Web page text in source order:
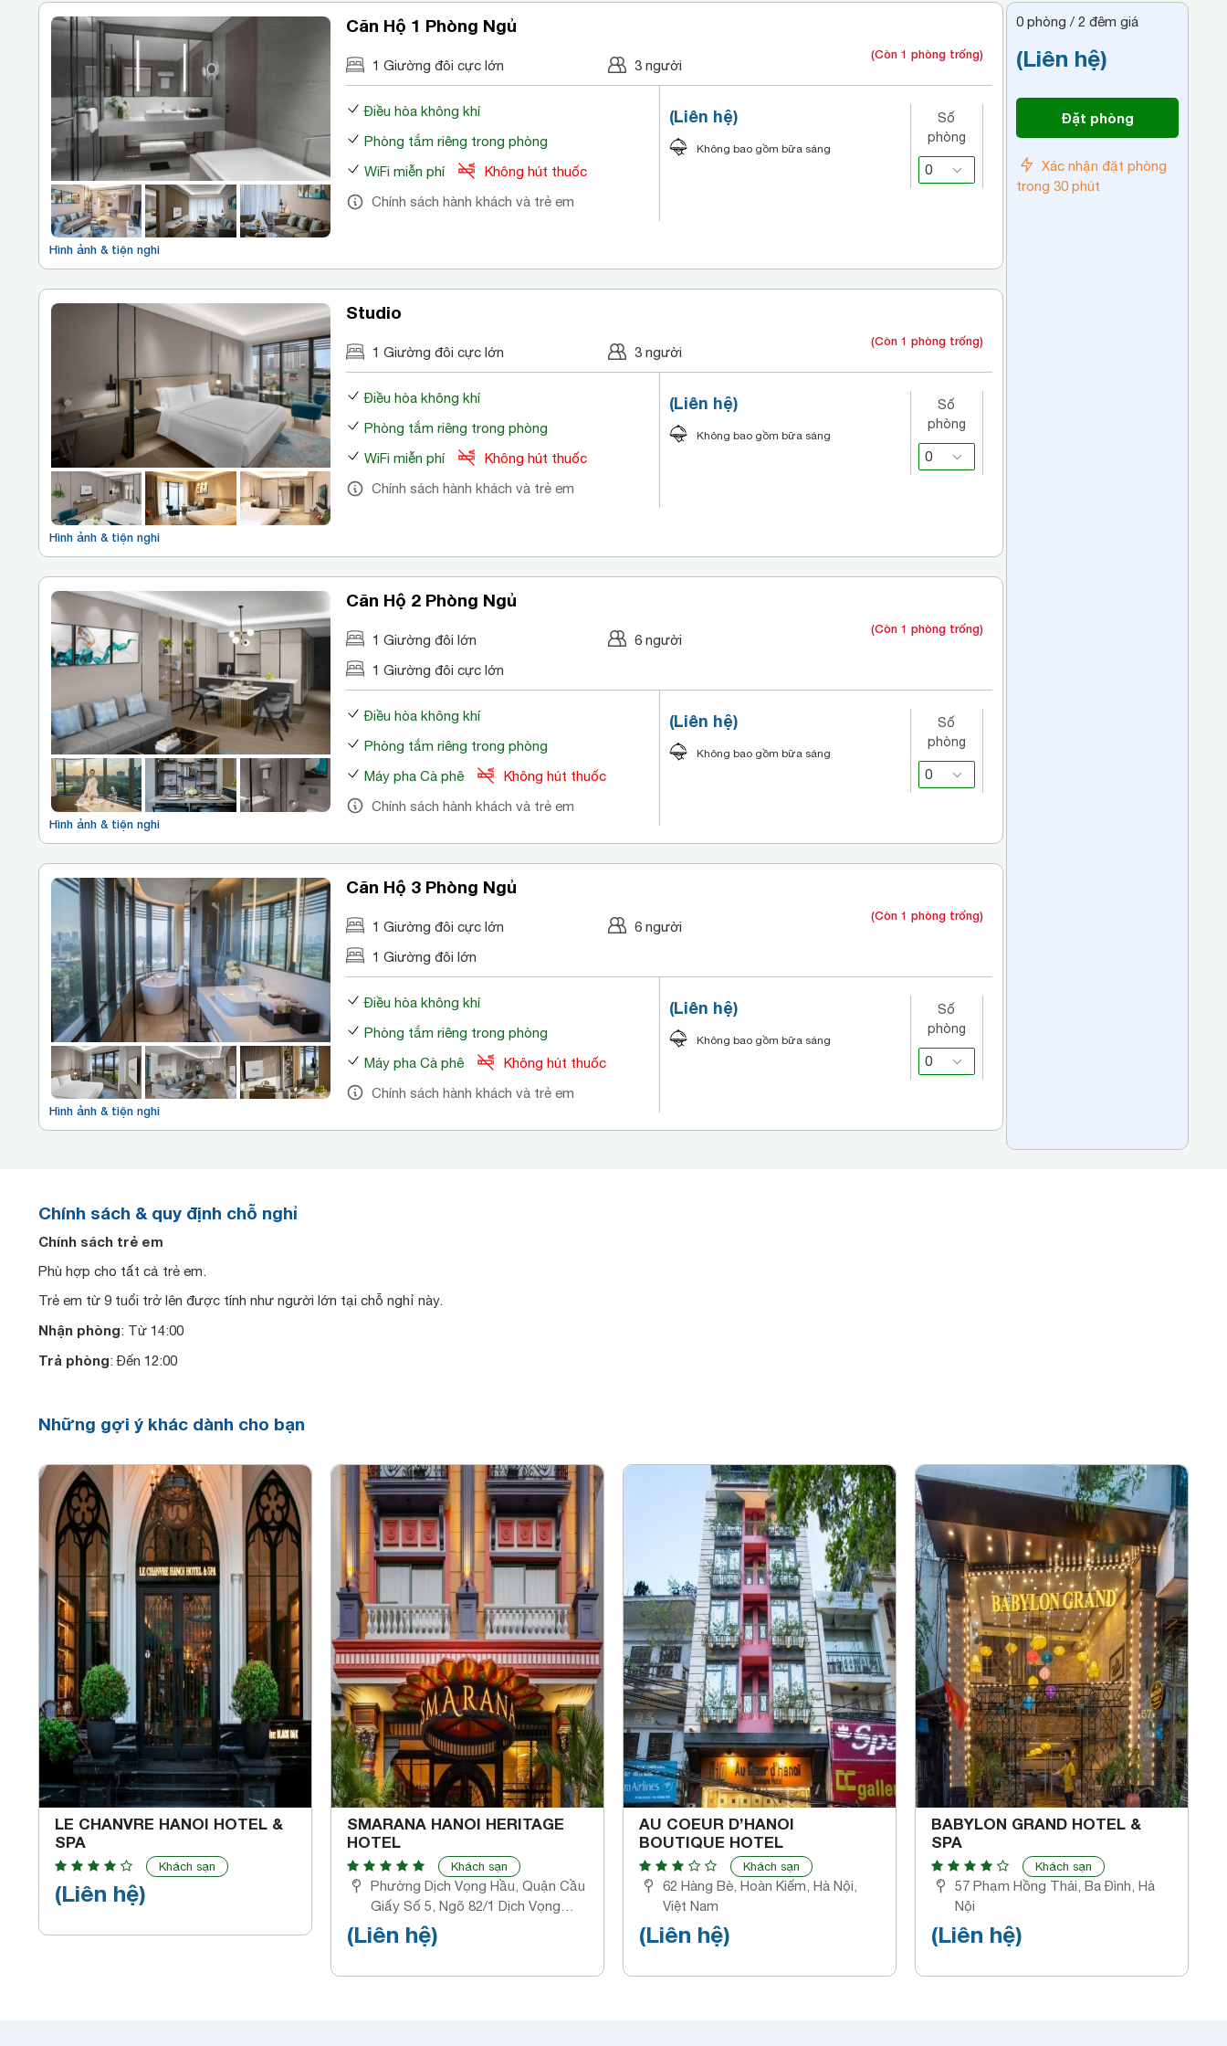
Hình ảnh & tiện nghi
Căn Hộ 1 Phòng Ngủ
1 Giường đôi cực lớn 3 người
(Còn 1 phòng trống)
Điều hòa không khí
Phòng tắm riêng trong phòng
WiFi miễn phí
Không hút thuốc
Chính sách hành khách và trẻ em
(Liên hệ)
Không bao gồm bữa sáng
Số
phòng
Hình ảnh & tiện nghi
Studio
1 Giường đôi cực lớn 3 người
(Còn 1 phòng trống)
Điều hòa không khí
Phòng tắm riêng trong phòng
WiFi miễn phí
Không hút thuốc
Chính sách hành khách và trẻ em
(Liên hệ)
Không bao gồm bữa sáng
Số
phòng
Hình ảnh & tiện nghi
Căn Hộ 2 Phòng Ngủ
1 Giường đôi lớn
1 Giường đôi cực lớn
6 người
(Còn 1 phòng trống)
Điều hòa không khí
Phòng tắm riêng trong phòng
Máy pha Cà phê
Không hút thuốc
Chính sách hành khách và trẻ em
(Liên hệ)
Không bao gồm bữa sáng
Số
phòng
Hình ảnh & tiện nghi
Căn Hộ 3 Phòng Ngủ
1 Giường đôi cực lớn
1 Giường đôi lớn
6 người
(Còn 1 phòng trống)
Điều hòa không khí
Phòng tắm riêng trong phòng
Máy pha Cà phê
Không hút thuốc
Chính sách hành khách và trẻ em
(Liên hệ)
Không bao gồm bữa sáng
Số
phòng
0 phòng / 2 đêm giá
(Liên hệ)
Đặt phòng
Xác nhận đặt phòng
trong 30 phút
Chính sách & quy định chỗ nghỉ
Chính sách trẻ em
Phù hợp cho tất cả trẻ em.
Trẻ em từ 9 tuổi trở lên được tính như người lớn tại chỗ nghỉ này.
Nhận phòng: Từ 14:00
Trả phòng: Đến 12:00
Những gợi ý khác dành cho bạn
LE CHANVRE HANOI HOTEL &
SPA
Khách sạn
(Liên hệ)
SMARANA HANOI HERITAGE
HOTEL
Khách sạn
Phường Dịch Vọng Hầu, Quận Cầu
Giấy Số 5, Ngõ 82/1 Dịch Vọng
Hậu, Cau Giay, Hà Nội, Việt Nam
(Liên hệ)
AU COEUR D’HANOI
BOUTIQUE HOTEL
Khách sạn
62 Hàng Bè, Hoàn Kiếm, Hà Nội,
Việt Nam
(Liên hệ)
BABYLON GRAND HOTEL &
SPA
Khách sạn
57 Phạm Hồng Thái, Ba Đình, Hà
Nội
(Liên hệ)